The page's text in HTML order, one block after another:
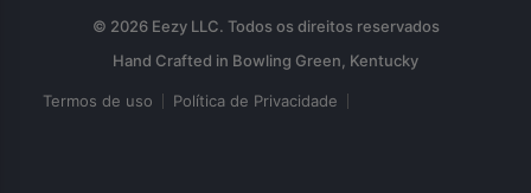
© 2026 Eezy LLC. Todos os direitos reservados
Termos de uso Política de Privacidade